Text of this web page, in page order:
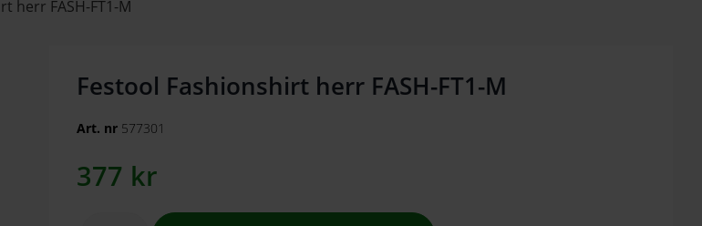
herr FASH-FT1-M
Festool Fashionshirt herr FASH-FT1-M
Art. nr 577301
377 kr